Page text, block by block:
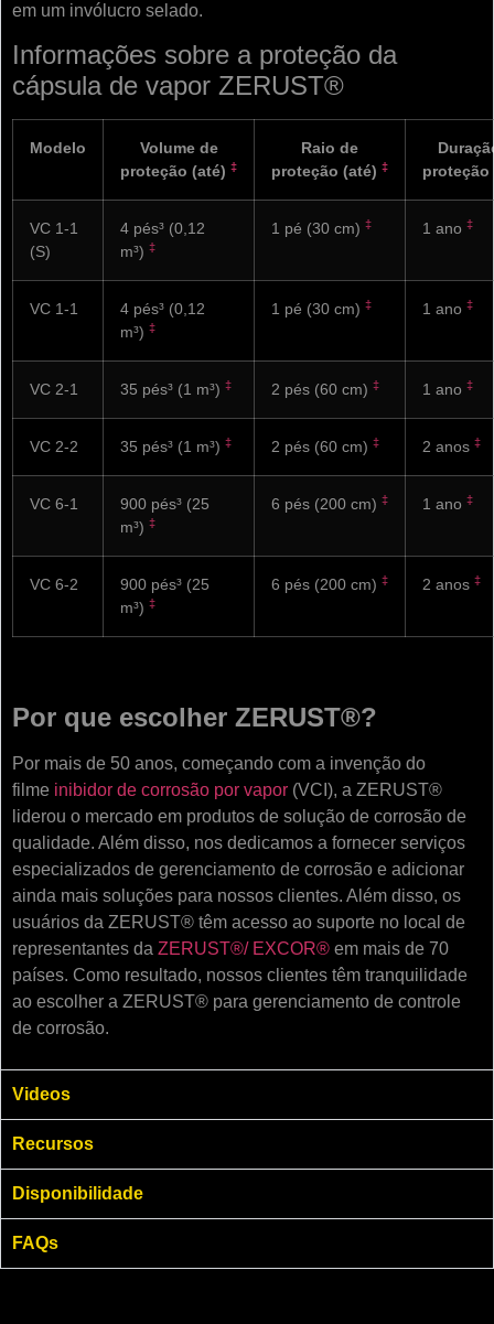
em um invólucro selado.
Informações sobre a proteção da
cápsula de vapor ZERUST®
Modelo
Volume de
proteção (até) ‡
Raio de
proteção (até) ‡
proteção
VC 1-1
(S)
4 pés³ (0,12
m³) ‡
1 pé (30 cm) ‡ 1 ano ‡
VC 1-1
4 pés³ (0,12
m³) ‡
1 pé (30 cm) ‡ 1 ano ‡
VC 2-1 35 pés³ (1 m³) ‡ 2 pés (60 cm) ‡ 1 ano ‡
VC 2-2 35 pés³ (1 m³) ‡ 2 pés (60 cm) ‡ 2 anos ‡
VC 6-1
900 pés³ (25
m³) ‡
6 pés (200 cm) ‡ 1 ano ‡
VC 6-2
900 pés³ (25
m³) ‡
6 pés (200 cm) ‡ 2 anos ‡
Por que escolher ZERUST®?
Por mais de 50 anos, começando com a invenção do
filme inibidor de corrosão por vapor (VCI), a ZERUST®
liderou o mercado em produtos de solução de corrosão de
qualidade. Além disso, nos dedicamos a fornecer serviços
especializados de gerenciamento de corrosão e adicionar
ainda mais soluções para nossos clientes. Além disso, os
usuários da ZERUST® têm acesso ao suporte no local de
representantes da ZERUST®/ EXCOR® em mais de 70
países. Como resultado, nossos clientes têm tranquilidade
ao escolher a ZERUST® para gerenciamento de controle
de corrosão.
Videos
Recursos
Disponibilidade
FAQs